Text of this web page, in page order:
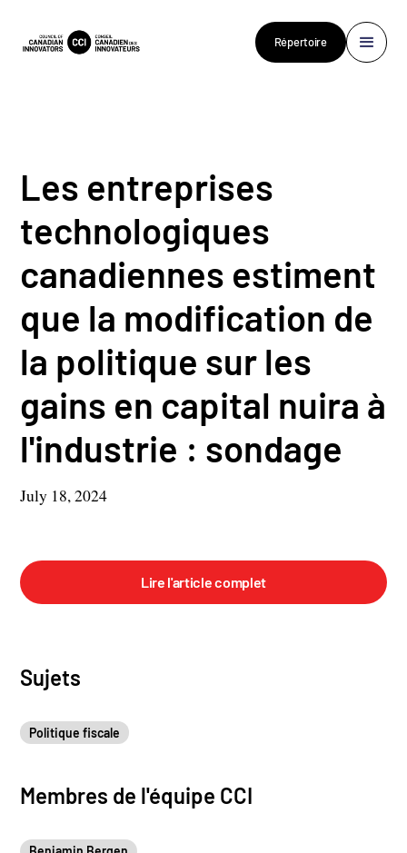
Répertoire
Les entreprises
technologiques
canadiennes estiment
que la modification de
la politique sur les
gains en capital nuira à
l'industrie : sondage
July 18, 2024
Lire l'article complet
Sujets
Politique fiscale
Membres de l'équipe CCI